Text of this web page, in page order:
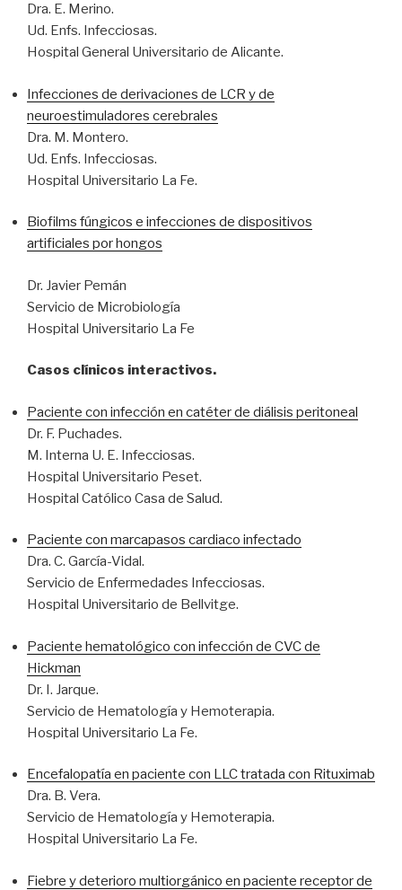
Dra. E. Merino.
Ud. Enfs. Infecciosas.
Hospital General Universitario de Alicante.
Infecciones de derivaciones de LCR y de
neuroestimuladores cerebrales
Dra. M. Montero.
Ud. Enfs. Infecciosas.
Hospital Universitario La Fe.
Biofilms fúngicos e infecciones de dispositivos
artificiales por hongos
Dr. Javier Pemán
Servicio de Microbiología
Hospital Universitario La Fe
Casos clínicos interactivos.
Paciente con infección en catéter de diálisis peritoneal
Dr. F. Puchades.
M. Interna U. E. Infecciosas.
Hospital Universitario Peset.
Hospital Católico Casa de Salud.
Paciente con marcapasos cardiaco infectado
Dra. C. García-Vidal.
Servicio de Enfermedades Infecciosas.
Hospital Universitario de Bellvitge.
Paciente hematológico con infección de CVC de
Hickman
Dr. I. Jarque.
Servicio de Hematología y Hemoterapia.
Hospital Universitario La Fe.
Encefalopatía en paciente con LLC tratada con Rituximab
Dra. B. Vera.
Servicio de Hematología y Hemoterapia.
Hospital Universitario La Fe.
Fiebre y deterioro multiorgánico en paciente receptor de